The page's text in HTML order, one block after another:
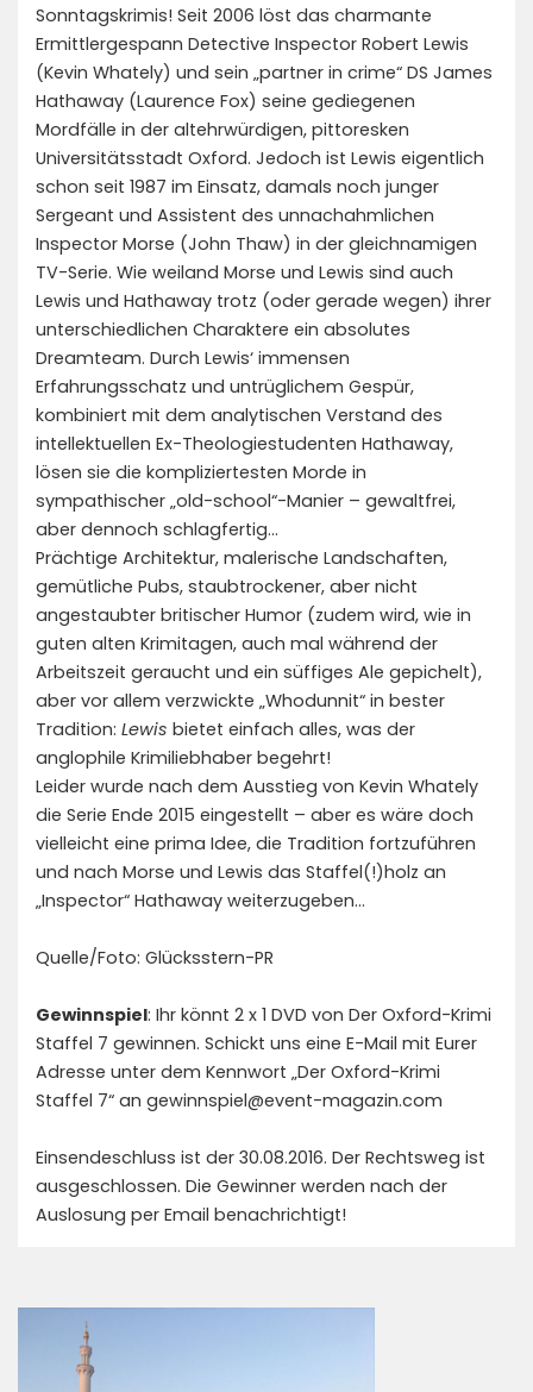
Sonntagskrimis! Seit 2006 löst das charmante
Ermittlergespann Detective Inspector Robert Lewis
(Kevin Whately) und sein „partner in crime“ DS James
Hathaway (Laurence Fox) seine gediegenen
Mordfälle in der altehrwürdigen, pittoresken
Universitätsstadt Oxford. Jedoch ist Lewis eigentlich
schon seit 1987 im Einsatz, damals noch junger
Sergeant und Assistent des unnachahmlichen
Inspector Morse (John Thaw) in der gleichnamigen
TV-Serie. Wie weiland Morse und Lewis sind auch
Lewis und Hathaway trotz (oder gerade wegen) ihrer
unterschiedlichen Charaktere ein absolutes
Dreamteam. Durch Lewis‘ immensen
Erfahrungsschatz und untrüglichem Gespür,
kombiniert mit dem analytischen Verstand des
intellektuellen Ex-Theologiestudenten Hathaway,
lösen sie die kompliziertesten Morde in
sympathischer „old-school“-Manier – gewaltfrei,
aber dennoch schlagfertig…
Prächtige Architektur, malerische Landschaften,
gemütliche Pubs, staubtrockener, aber nicht
angestaubter britischer Humor (zudem wird, wie in
guten alten Krimitagen, auch mal während der
Arbeitszeit geraucht und ein süffiges Ale gepichelt),
aber vor allem verzwickte „Whodunnit“ in bester
Tradition: Lewis bietet einfach alles, was der
anglophile Krimiliebhaber begehrt!
Leider wurde nach dem Ausstieg von Kevin Whately
die Serie Ende 2015 eingestellt – aber es wäre doch
vielleicht eine prima Idee, die Tradition fortzuführen
und nach Morse und Lewis das Staffel(!)holz an
„Inspector“ Hathaway weiterzugeben…
Quelle/Foto: Glücksstern-PR
Gewinnspiel: Ihr könnt 2 x 1 DVD von Der Oxford-Krimi
Staffel 7 gewinnen. Schickt uns eine E-Mail mit Eurer
Adresse unter dem Kennwort „Der Oxford-Krimi
Staffel 7“ an gewinnspiel@event-magazin.com
Einsendeschluss ist der 30.08.2016. Der Rechtsweg ist
ausgeschlossen. Die Gewinner werden nach der
Auslosung per Email benachrichtigt!